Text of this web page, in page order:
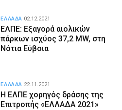
ΕΛΠΕ: Εξαγορά αιολικών
πάρκων ισχύος 37,2 MW, στη
Νότια Εύβοια
ΕΛΛΑΔΑ 02.12.2021
Η ΕΛΠΕ χορηγός δράσης της
Επιτροπής «ΕΛΛΑΔΑ 2021»
ΕΛΛΑΔΑ 22.11.2021